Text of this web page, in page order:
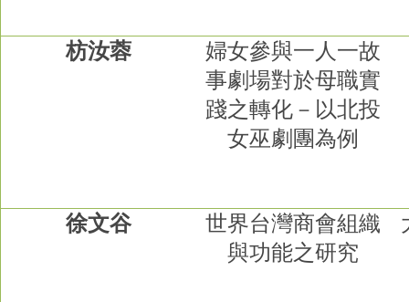
枋汝蓉
婦女參與一人一故
事劇場對於母職實
踐之轉化－以北投
女巫劇團為例
徐文谷
世界台灣商會組織
與功能之研究